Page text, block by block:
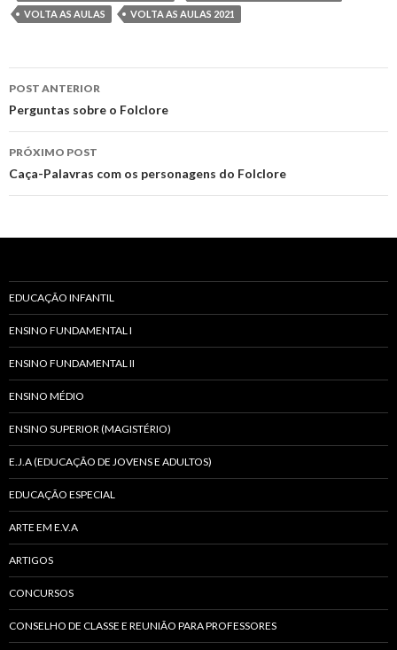
t
i
l
h
a
VOLTA AS AULAS
VOLTA AS AULAS 2021
Navegação
do
post
POST ANTERIOR
Perguntas sobre o Folclore
PRÓXIMO POST
Caça-Palavras com os personagens do Folclore
EDUCAÇÃO INFANTIL
ENSINO FUNDAMENTAL I
ENSINO FUNDAMENTAL II
ENSINO MÉDIO
ENSINO SUPERIOR (MAGISTÉRIO)
E.J.A (EDUCAÇÃO DE JOVENS E ADULTOS)
EDUCAÇÃO ESPECIAL
ARTE EM E.V.A
ARTIGOS
CONCURSOS
CONSELHO DE CLASSE E REUNIÃO PARA PROFESSORES